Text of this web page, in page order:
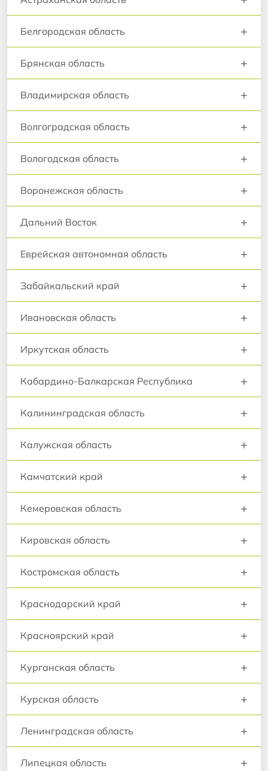
Белгородская область +
Брянская область +
Владимирская область +
Волгоградская область +
Вологодская область +
Воронежская область +
Дальний Восток +
Еврейская автономная область +
Забайкальский край +
Ивановская область +
Иркутская область +
Кабардино-Балкарская Республика +
Калининградская область +
Калужская область +
Камчатский край +
Кемеровская область +
Кировская область +
Костромская область +
Краснодарский край +
Красноярский край +
Курганская область +
Курская область +
Ленинградская область +
Липецкая область +